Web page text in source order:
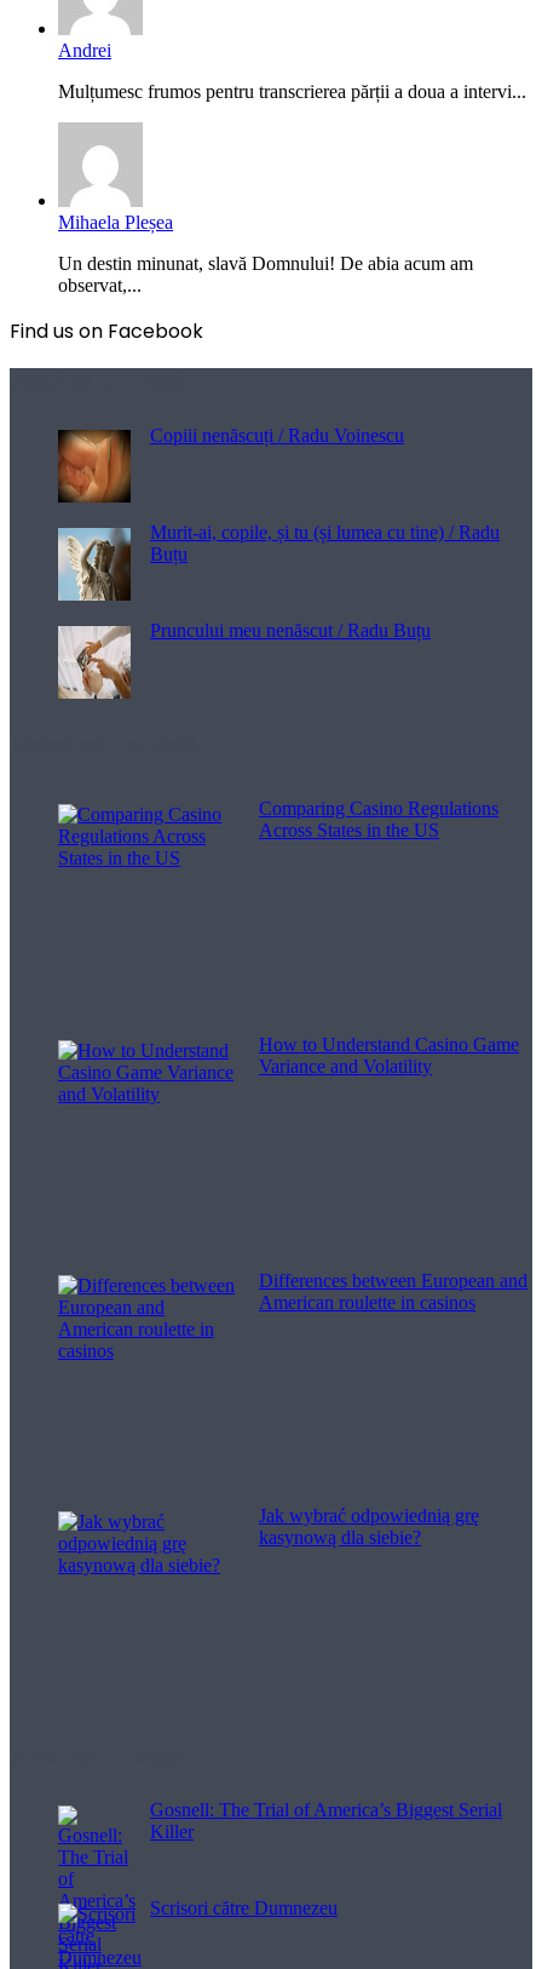
Andrei
Mulțumesc frumos pentru transcrierea părții a doua a intervi...
Mihaela Pleșea
Un destin minunat, slavă Domnului! De abia acum am
observat,...
Find us on Facebook
Copiii nenăscuți / Radu Voinescu
Murit-ai, copile, și tu (și lumea cu tine) / Radu
Buțu
Pruncului meu nenăscut / Radu Buțu
Comparing Casino Regulations
Across States in the US
How to Understand Casino Game
Variance and Volatility
Differences between European and
American roulette in casinos
Jak wybrać odpowiednią grę
kasynową dla siebie?
Gosnell: The Trial of America’s Biggest Serial
Killer
Scrisori către Dumnezeu